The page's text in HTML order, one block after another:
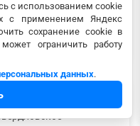
06:42
с использованием cookie
с применением Яндекс
сохранение cookie в
ограничить работу
данных.